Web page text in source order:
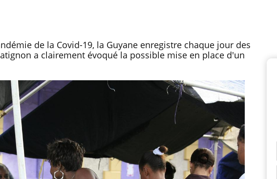
de la Covid-19, la Guyane enregistre chaque jour des
a clairement évoqué la possible mise en place d'un
Pourquoi manger moins
de protéines pourrait
finalement être bénéfique